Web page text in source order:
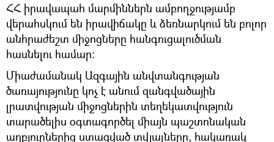
ՀՀ իրավապահ մարմիններն ամբողջությամբ
վերահսկում են իրավիճակը և ձեռնարկում են բոլոր
անհրաժեշտ միջոցները հանգուցալուծման
հասնելու համար:
Միաժամանակ Ազգային անվտանգության
ծառայությունը կոչ է անում զանգվածային
լրատվության միջոցներին տեղեկատվություն
տարածելիս օգտագործել միայն պաշտոնական
աղբյուրներից ստացված տվյալները, հակառակ